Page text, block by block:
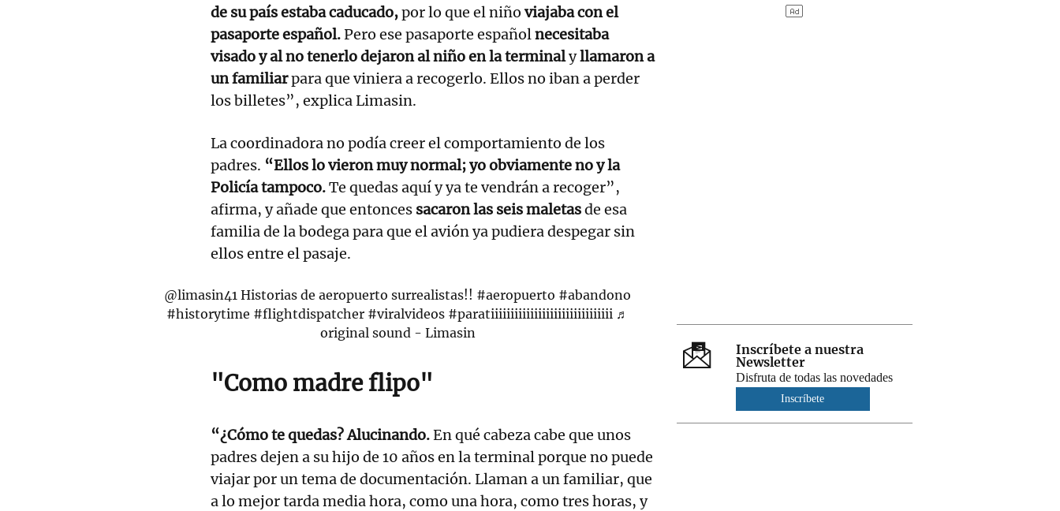
de su país estaba caducado,por lo que el niño viajaba con el
pasaporte español.Pero ese pasaporte españolnecesitaba
visado y al no tenerlo dejaron al niño en la terminalyllamaron a
un familiarpara que viniera a recogerlo. Ellos no iban a perder
los billetes”, explica Limasin.
La coordinadora no podía creer el comportamiento de los
padres. “Ellos lo vieron muy normal; yo obviamente no y la
Policía tampoco.Te quedas aquí y ya te vendrán a recoger”,
afirma, y añade que entonces sacaron las seis maletasde esa
familia de la bodega para que el avión ya pudiera despegar sin
ellos entre el pasaje.
@limasin41 Historias de aeropuerto surrealistas!! #aeropuerto #abandono
#historytime #flightdispatcher #viralvideos #paratiiiiiiiiiiiiiiiiiiiiiiiiiiiiiii ♬
original sound - Limasin
"Como madre flipo"
“¿Cómo te quedas? Alucinando.En qué cabeza cabe que unos
padres dejen a su hijo de 10 años en la terminal porque no puede
viajar por un tema de documentación. Llaman a un familiar, que
a lo mejor tarda media hora, como una hora, como tres horas, y
Inscríbete a nuestra
Newsletter
Disfruta de todas las novedades
Inscríbete